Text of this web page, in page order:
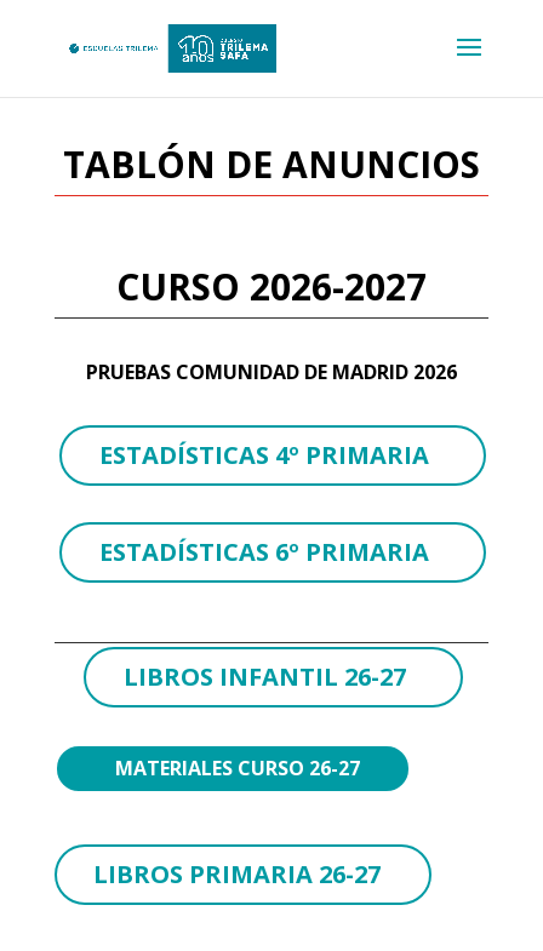
TABLÓN DE ANUNCIOS
CURSO 2026-2027
PRUEBAS COMUNIDAD DE MADRID 2026
ESTADÍSTICAS 4º PRIMARIA
ESTADÍSTICAS 6º PRIMARIA
LIBROS INFANTIL 26-27
MATERIALES CURSO 26-27
LIBROS PRIMARIA 26-27